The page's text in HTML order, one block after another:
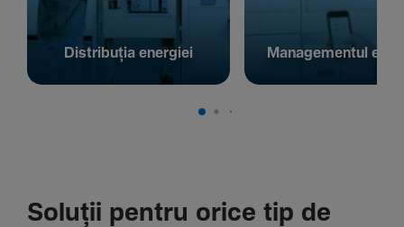
Distribuția energiei Managementul
Soluții pentru orice tip de